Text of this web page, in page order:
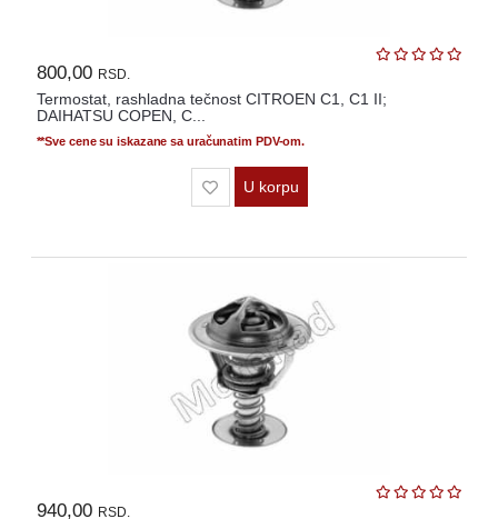
800,00 RSD.
Termostat, rashladna tečnost CITROEN C1, C1 II;
DAIHATSU COPEN, C...
**Sve cene su iskazane sa uračunatim PDV-om.
U korpu
940,00 RSD.